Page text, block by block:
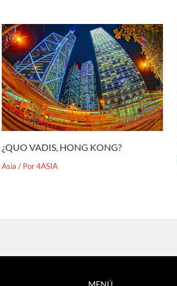
¿QUO VADIS, HONG KONG?
Asia / Por4ASIA
MENÚ